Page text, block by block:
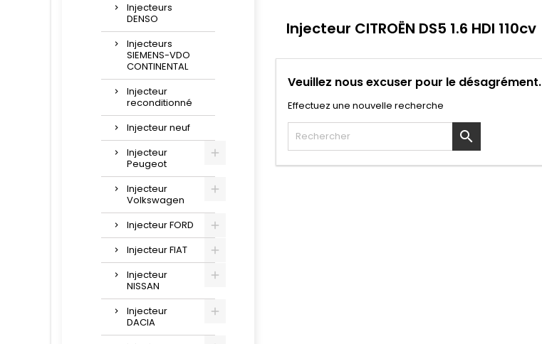
Injecteurs
DENSO
Injecteurs
SIEMENS-VDO
CONTINENTAL
Injecteur
reconditionné
Injecteur neuf
Injecteur
Peugeot
Injecteur
Volkswagen
Injecteur FORD
Injecteur FIAT
Injecteur
NISSAN
Injecteur
DACIA
Injecteur CITROËN DS5 1.6 HDI 110cv
Veuillez nous excuser pour le désagrément.
Effectuez une nouvelle recherche
